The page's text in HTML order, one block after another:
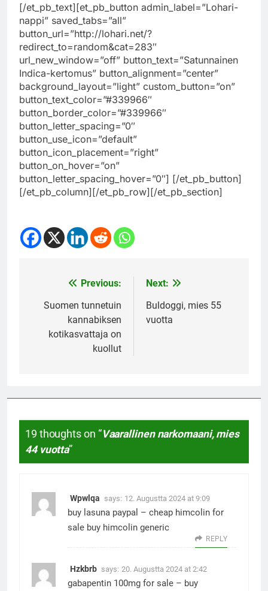
[/et_pb_text][et_pb_button admin_label=”Lohari-
nappi” saved_tabs=”all”
button_url=”http://lohari.net/?
redirect_to=random&cat=283″
url_new_window=”off” button_text=”Satunnainen
Indica-kertomus” button_alignment=”center”
background_layout=”light” custom_button=”on”
button_text_color=”#339966″
button_border_color=”#339966″
button_letter_spacing=”0″
button_use_icon=”default”
button_icon_placement=”right”
button_on_hover=”on”
button_letter_spacing_hover=”0″] [/et_pb_button]
[/et_pb_column][/et_pb_row][/et_pb_section]
navigation
Previous:
Suomen tunnetuin
kannabiksen
kotikasvattaja on
kuollut
Next:
Buldoggi, mies 55
vuotta
19 thoughts on “Vaarallinen narkomaani, mies
44 vuotta”
Wpwlqa says: 12. Augustta 2024 at 9:09
buy lasuna paypal – cheap himcolin for
sale buy himcolin generic
REPLY
Hzkbrb says: 20. Augustta 2024 at 2:42
gabapentin 100mg for sale – buy